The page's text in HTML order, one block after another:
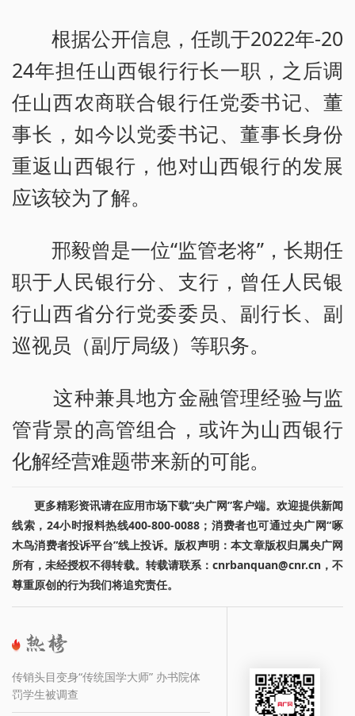
根据公开信息，任凯于2022年-20
24年担任山西银行行长一职，之后调
任山西农商联合银行任党委书记、董
事长，如今以党委书记、董事长身份
重返山西银行，他对山西银行的发展
应该较为了解。
邢毅曾是一位“监管老将”，长期任
职于人民银行分、支行，曾任人民银
行山西省分行党委委员、副行长、副
巡视员（副厅局级）等职务。
这种兼具地方金融管理经验与监
管背景的高管组合，或许为山西银行
化解经营难题带来新的可能。
更多精彩资讯请在应用市场下载“央广网”客户端。欢迎提供新闻
线索，24小时报料热线400-800-0088；消费者也可通过央广网“啄
木鸟消费者投诉平台”线上投诉。版权声明：本文章版权归属央广网
所有，未经授权不得转载。转载请联系：cnrbanquan@cnr.cn，不
尊重原创的行为我们将追究责任。
传销头目变身“传统国学大师” 办书院体
罚学生被调查